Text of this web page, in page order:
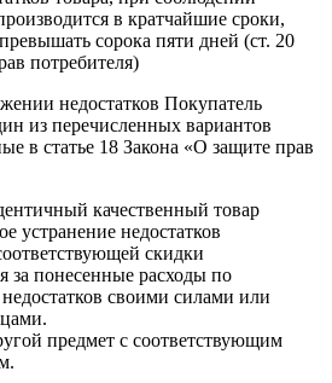
в кратчайшие сроки,
сорока пяти дней (ст. 20
потребителя)
недостатков Покупатель
из перечисленных вариантов
в статье 18 Закона «О защите прав
качественный товар
устранение недостатков
скидки
за понесенные расходы по
своими силами или
предмет с соответствующим